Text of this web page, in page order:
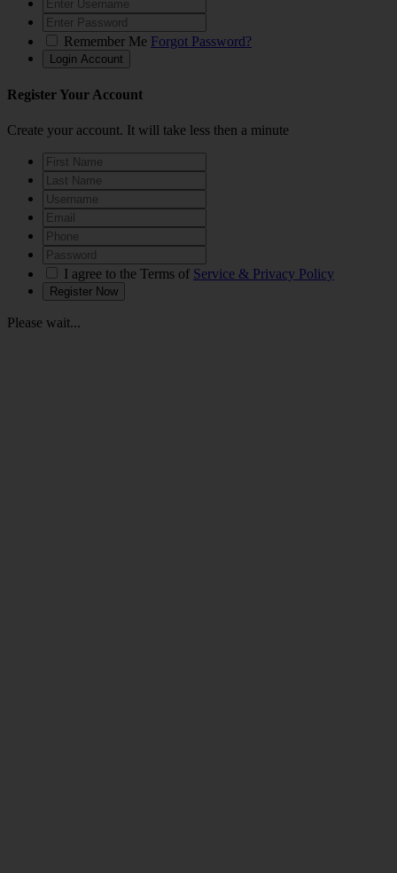
Remember Me Forgot Password?
Register Your Account
Create your account. It will take less then a minute
I agree to the Terms of Service & Privacy Policy
Please wait...